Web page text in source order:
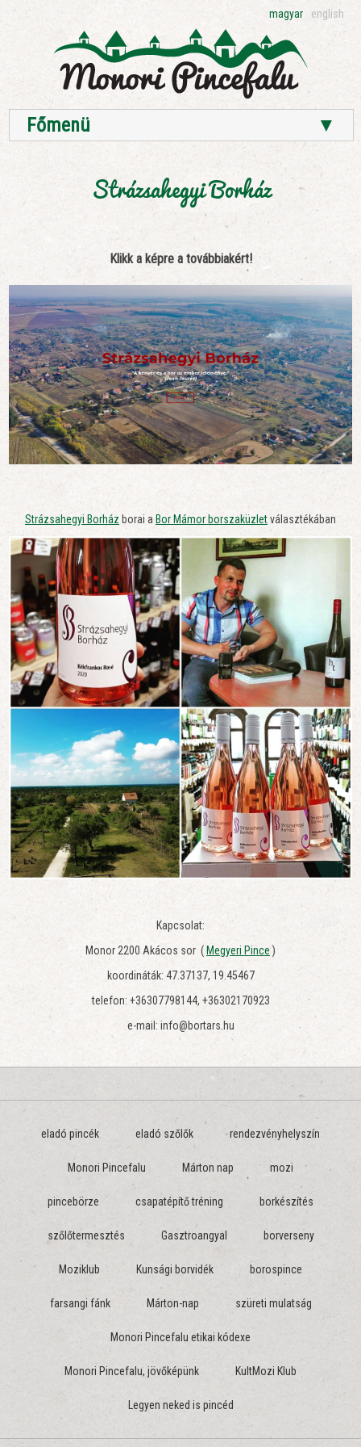
magyar english
Főmenü ▼
Strázsahegyi Borház
Klikk a képre a továbbiakért!
Strázsahegyi Borház borai a Bor Mámor borszaküzletválasztékában
Kapcsolat:
Monor 2200 Akácos sor ( Megyeri Pince )
koordináták: 47.37137, 19.45467
telefon: +36307798144, +36302170923
e-mail: info@bortars.hu
eladó pincék eladó szőlők rendezvényhelyszín
Monori Pincefalu Márton nap mozi
pincebörze csapatépítő tréning borkészítés
szőlőtermesztés Gasztroangyal borverseny
Moziklub Kunsági borvidék borospince
farsangi fánk Márton-nap szüreti mulatság
Monori Pincefalu etikai kódexe
Monori Pincefalu, jövőképünk KultMozi Klub
Legyen neked is pincéd